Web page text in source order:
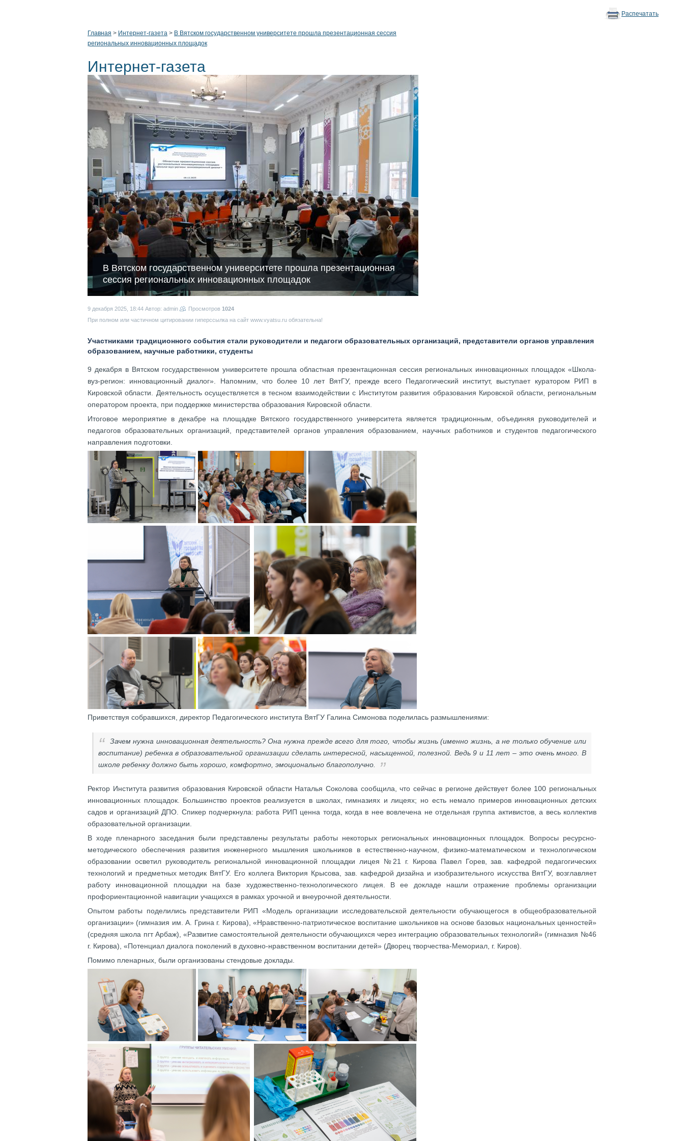
Распечатать
Главная > Интернет-газета > В Вятском государственном университете прошла презентационная сессия
региональных инновационных площадок
Интернет-газета
В Вятском государственном университете прошла презентационная
сессия региональных инновационных площадок
9 декабря 2025, 18:44 Автор: admin Просмотров 1024
При полном или частичном цитировании гиперссылка на сайт www.vyatsu.ru обязательна!
Участниками традиционного события стали руководители и педагоги образовательных организаций, представители органов управления
образованием, научные работники, студенты
9 декабря в Вятском государственном университете прошла областная презентационная сессия региональных инновационных площадок «Школа-
вуз-регион: инновационный диалог». Напомним, что более 10 лет ВятГУ, прежде всего Педагогический институт, выступает куратором РИП в
Кировской области. Деятельность осуществляется в тесном взаимодействии с Институтом развития образования Кировской области, региональным
оператором проекта, при поддержке министерства образования Кировской области.
Итоговое мероприятие в декабре на площадке Вятского государственного университета является традиционным, объединяя руководителей и
педагогов образовательных организаций, представителей органов управления образованием, научных работников и студентов педагогического
направления подготовки.
Приветствуя собравшихся, директор Педагогического института ВятГУ Галина Симонова поделилась размышлениями:
Зачем нужна инновационная деятельность? Она нужна прежде всего для того, чтобы жизнь (именно жизнь, а не только обучение или
воспитание) ребенка в образовательной организации сделать интересной, насыщенной, полезной. Ведь 9 и 11 лет – это очень много. В
школе ребенку должно быть хорошо, комфортно, эмоционально благополучно.
Ректор Института развития образования Кировской области Наталья Соколова сообщила, что сейчас в регионе действует более 100 региональных
инновационных площадок. Большинство проектов реализуется в школах, гимназиях и лицеях; но есть немало примеров инновационных детских
садов и организаций ДПО. Спикер подчеркнула: работа РИП ценна тогда, когда в нее вовлечена не отдельная группа активистов, а весь коллектив
образовательной организации.
В ходе пленарного заседания были представлены результаты работы некоторых региональных инновационных площадок. Вопросы ресурсно-
методического обеспечения развития инженерного мышления школьников в естественно-научном, физико-математическом и технологическом
образовании осветил руководитель региональной инновационной площадки лицея №21 г. Кирова Павел Горев, зав. кафедрой педагогических
технологий и предметных методик ВятГУ. Его коллега Виктория Крысова, зав. кафедрой дизайна и изобразительного искусства ВятГУ, возглавляет
работу инновационной площадки на базе художественно-технологического лицея. В ее докладе нашли отражение проблемы организации
профориентационной навигации учащихся в рамках урочной и внеурочной деятельности.
Опытом работы поделились представители РИП «Модель организации исследовательской деятельности обучающегося в общеобразовательной
организации» (гимназия им. А. Грина г. Кирова), «Нравственно-патриотическое воспитание школьников на основе базовых национальных ценностей»
(средняя школа пгт Арбаж), «Развитие самостоятельной деятельности обучающихся через интеграцию образовательных технологий» (гимназия №46
г. Кирова), «Потенциал диалога поколений в духовно-нравственном воспитании детей» (Дворец творчества-Мемориал, г. Киров).
Помимо пленарных, были организованы стендовые доклады.